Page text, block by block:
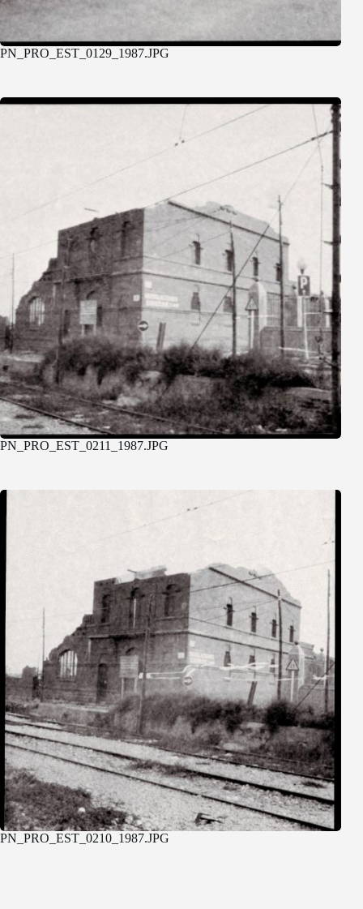
PN_PRO_EST_0129_1987.JPG
PN_PRO_EST_0211_1987.JPG
PN_PRO_EST_0210_1987.JPG